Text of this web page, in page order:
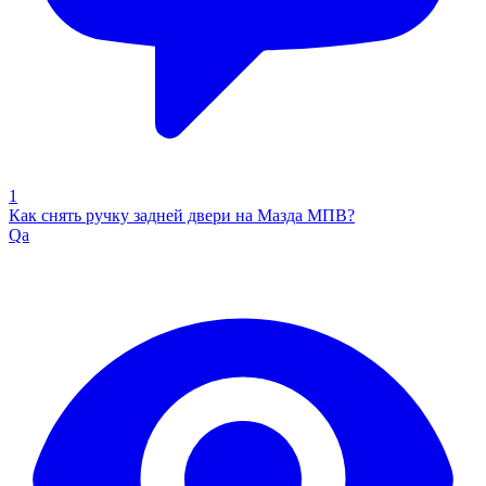
1
Как снять ручку задней двери на Мазда МПВ?
Qa